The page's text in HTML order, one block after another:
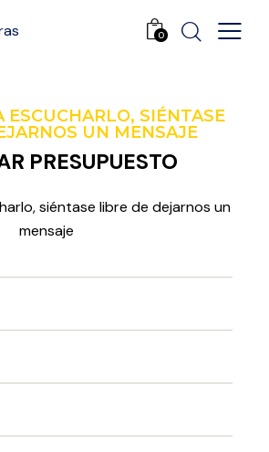
0
ESCUCHARLO, SIÉNTASE
UN MENSAJE
PRESUPUESTO
siéntase libre de dejarnos un
mensaje